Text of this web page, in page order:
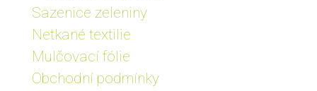
Sazenice zeleniny
Netkané textilie
Mulčovací fólie
Obchodní podmínky